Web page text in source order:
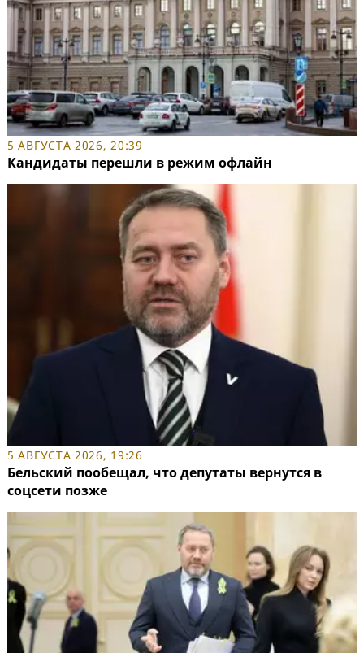
5 АВГУСТА 2026, 20:39
Кандидаты перешли в режим офлайн
5 АВГУСТА 2026, 19:26
Бельский пообещал, что депутаты вернутся в
соцсети позже